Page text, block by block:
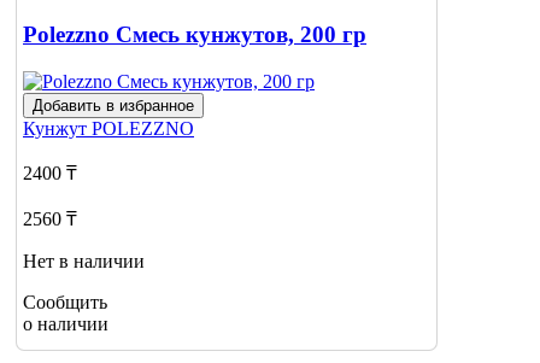
Polezzno Смесь кунжутов, 200 гр
Добавить в избранное
Кунжут POLEZZNO
2400 ₸
2560 ₸
Нет в наличии
Сообщить
о наличии